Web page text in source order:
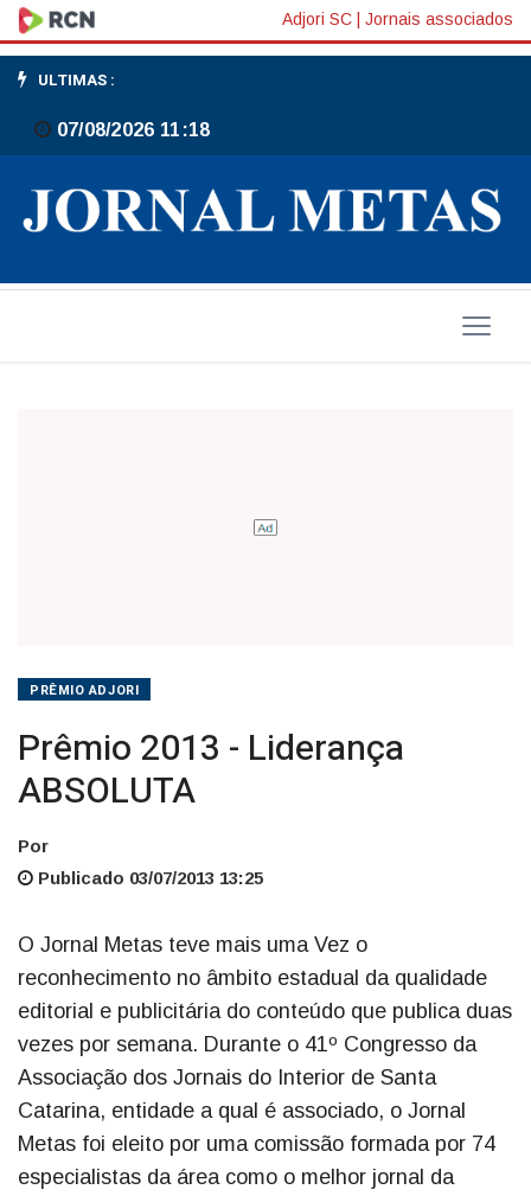
Prêmio
2013
Liderança
ABSOLUTA
Adjori SC Jornais associados
ULTIMAS :
07/08/2026 11:18
PRÊMIO ADJORI
Prêmio 2013 - Liderança
ABSOLUTA
Por
Publicado 03/07/2013 13:25
O Jornal Metas teve mais uma Vez o
reconhecimento no âmbito estadual da qualidade
editorial e publicitária do conteúdo que publica duas
vezes por semana. Durante o 41º Congresso da
Associação dos Jornais do Interior de Santa
Catarina, entidade a qual é associado, o Jornal
Metas foi eleito por uma comissão formada por 74
especialistas da área como o melhor jornal da